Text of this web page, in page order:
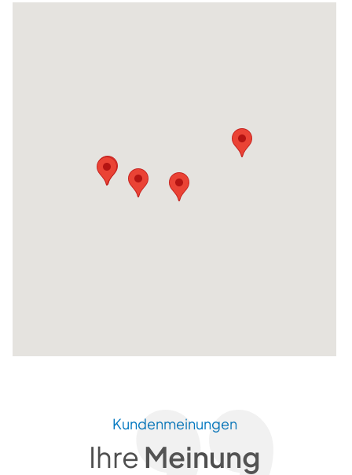
Kundenmeinungen
Ihre Meinung